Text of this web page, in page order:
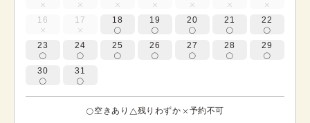
16 17 18 19 20 21 22
23 24 25 26 27 28 29
30 31
空きあり 残りわずか 予約不可